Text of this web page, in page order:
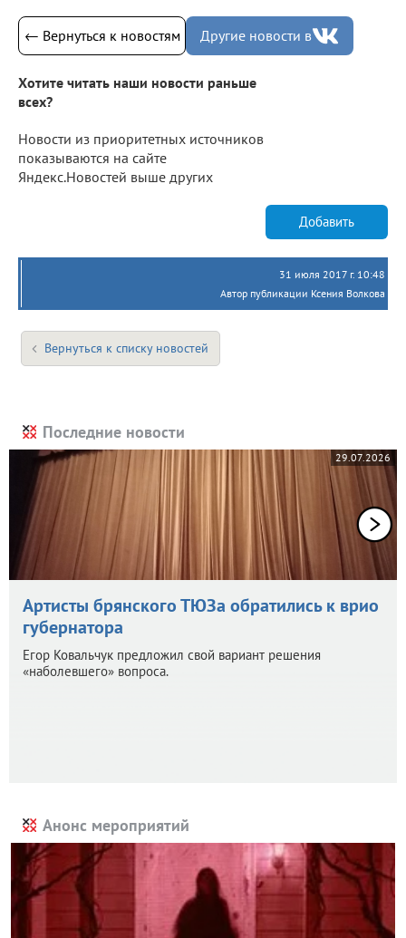
← Вернуться к новостям Другие новости в
Хотите читать наши новости раньше
всех?
Новости из приоритетных источников
показываются на сайте
Яндекс.Новостей выше других
Добавить
31 июля 2017 г. 10:48
Автор публикации Ксения Волкова
Вернуться к списку новостей
Последние новости
29.07.2026
Артисты брянского ТЮЗа обратились к врио
губернатора
Егор Ковальчук предложил свой вариант решения
«наболевшего» вопроса.
Анонс мероприятий